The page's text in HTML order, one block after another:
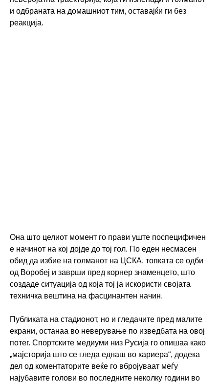
и одбраната на домашниот тим, оставајќи ги без
реакција.
Она што целиот момент го прави уште поспецифичен
е начинот на кој дојде до тој гол. По еден несмасен
обид да избие на голманот на ЦСКА, топката се одби
од Воробеј и заврши пред корнер знаменцето, што
создаде ситуација од која тој ја искористи својата
техничка вештина на фасцинантен начин.
Публиката на стадионот, но и гледачите пред малите
екрани, останаа во неверување по изведбата на овој
потег. Спортските медиуми низ Русија го опишаа како
„мајсторија што се гледа еднаш во кариера“, додека
дел од коментаторите веќе го вбројуваат меѓу
најубавите голови во последните неколку години во